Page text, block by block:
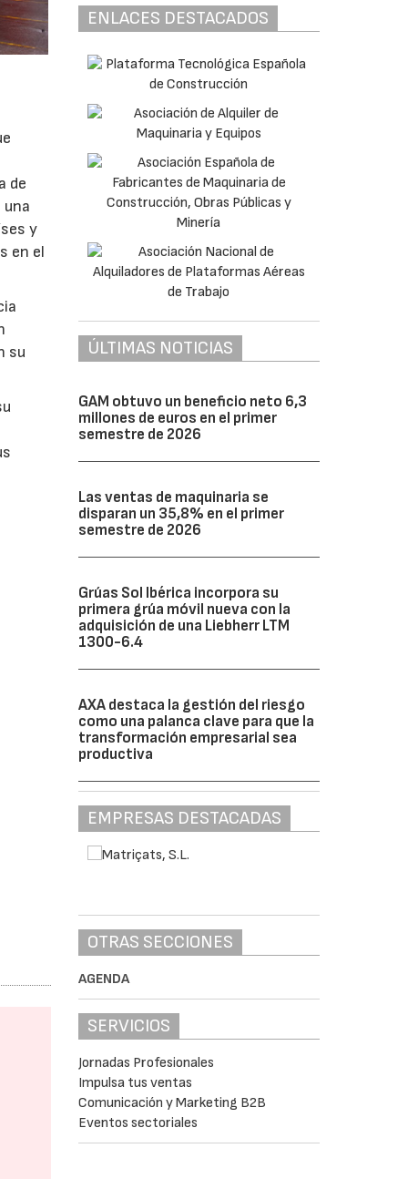
de
y
en el
su
ENLACES DESTACADOS
ÚLTIMAS NOTICIAS
GAM obtuvo un beneficio neto 6,3
millones de euros en el primer
semestre de 2026
Las ventas de maquinaria se
disparan un 35,8% en el primer
semestre de 2026
Grúas Sol Ibérica incorpora su
primera grúa móvil nueva con la
adquisición de una Liebherr LTM
1300-6.4
AXA destaca la gestión del riesgo
como una palanca clave para que la
transformación empresarial sea
productiva
EMPRESAS DESTACADAS
OTRAS SECCIONES
AGENDA
SERVICIOS
Jornadas Profesionales
Impulsa tus ventas
Comunicación y Marketing B2B
Eventos sectoriales